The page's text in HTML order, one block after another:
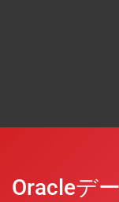
Oracleデ